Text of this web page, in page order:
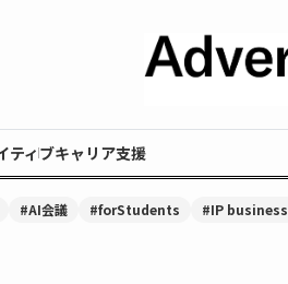
ティブキャリア支援
#AI会議 #forStudents #IP business